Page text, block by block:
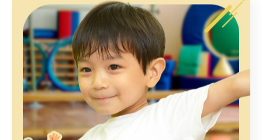
学べるので安心です。
また、「ダンスに向いている子の特徴は？」という質問
も多いですが、好奇心があり体を動かすのが好きな方な
ら誰でもチャレンジできます。まずは体験レッスンを活
用し、自分に合った教室やジャンルを見つけてみてくだ
さい。